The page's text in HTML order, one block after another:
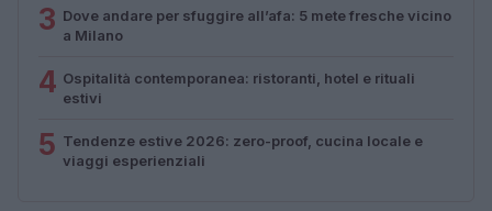
3 Dove andare per sfuggire all’afa: 5 mete fresche vicino
a Milano
4 Ospitalità contemporanea: ristoranti, hotel e rituali
estivi
5 Tendenze estive 2026: zero-proof, cucina locale e
viaggi esperienziali